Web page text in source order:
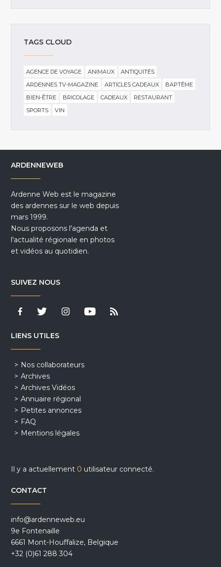
TAGS CLOUD
AGENCE DE VOYAGE ANIMAUX
ANTIQUITÉS
ARDENNES TV-MAGAZINE
ARTICLES CADEAUX
BAPTÊME
BIEN-ÊTRE
BRICOLAGE CADEAUX
RESTAURANT
SPORTS
VIN
ARDENNEWEB
Ardenne Web est le magazine
des ardennes sur le web depuis
mars 1999.
Nous proposons l'agenda et
l'actualité régionale en photos
et vidéos au quotidien.
SUIVEZ NOUS
LIENS UTILES
Nos collaborateurs
Archives
Archives Vidéos
Annuaire régional
Petites annonces
FAQ
Mentions légales
Il y a actuellement 0 utilisateur connecté.
CONTACT
info@ardenneweb.eu
9e Fontenaille
6661 Mont-Houffalize, Belgique
+32 (0)61 288 304